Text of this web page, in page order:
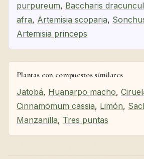
purpureum, Baccharis
afra, Artemisia scoparia,
Artemisia princeps
Plantas con compuestos similares
Jatobá, Huanarpo macho,
Cinnamomum cassia, Limón,
Manzanilla, Tres puntas